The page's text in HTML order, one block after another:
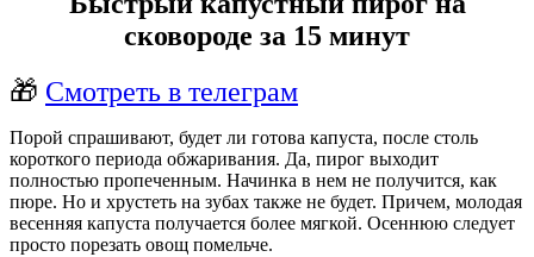
сковороде за 15 минут
🎁 Смотреть в телеграм
Порой спрашивают, будет ли готова капуста, после столь
короткого периода обжаривания. Да, пирог выходит
полностью пропеченным. Начинка в нем не получится, как
пюре. Но и хрустеть на зубах также не будет. Причем, молодая
весенняя капуста получается более мягкой. Осеннюю следует
просто порезать овощ помельче.